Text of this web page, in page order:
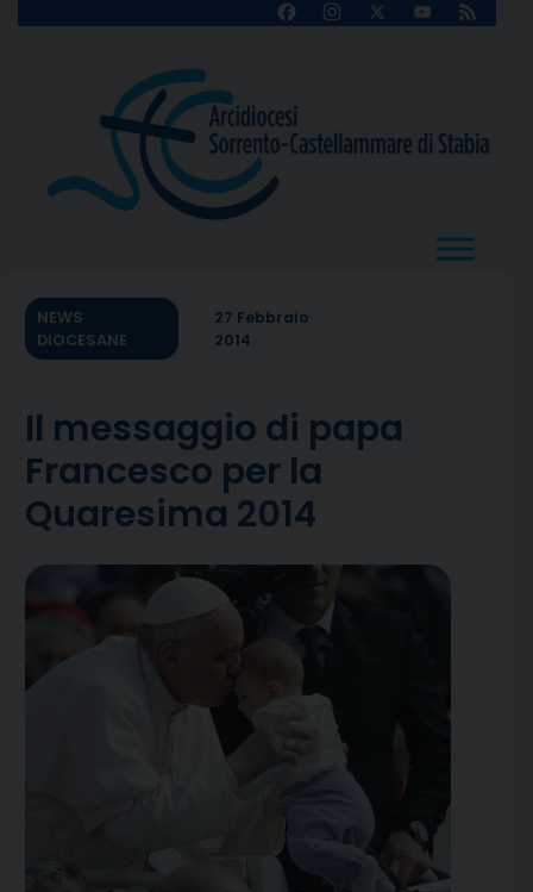
FacebookInstagram
X
YouTube
Feed
NEWS
DIOCESANE
27 Febbraio
2014
Il messaggio di papa
Francesco per la
Quaresima 2014